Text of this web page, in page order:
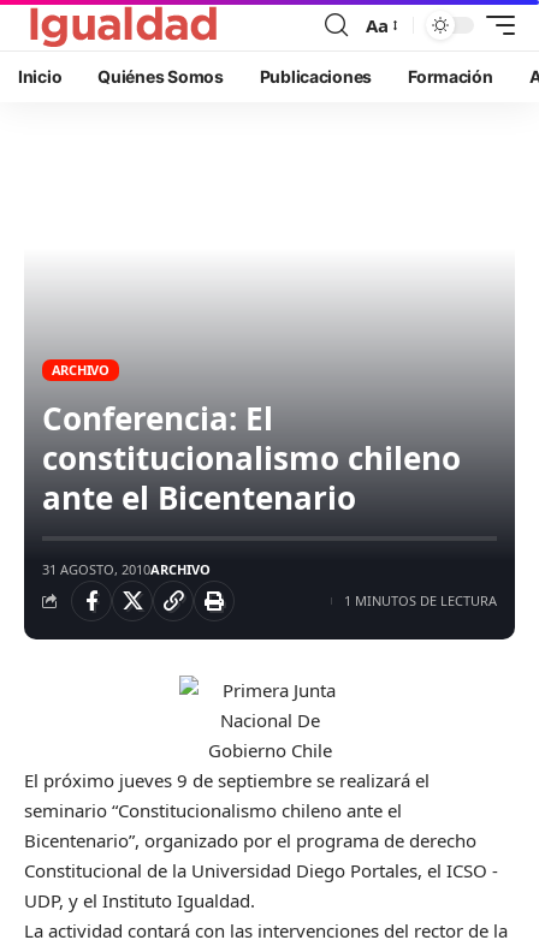
Aa
Inicio Quiénes Somos Publicaciones Formación
ARCHIVO
Conferencia: El
constitucionalismo chileno
ante el Bicentenario
31 AGOSTO, 2010ARCHIVO
1 MINUTOS DE LECTURA
El próximo jueves 9 de septiembre se realizará el
seminario “Constitucionalismo chileno ante el
Bicentenario”, organizado por el programa de derecho
Constitucional de la Universidad Diego Portales, el ICSO -
UDP, y el Instituto Igualdad.
La actividad contará con las intervenciones del rector de la